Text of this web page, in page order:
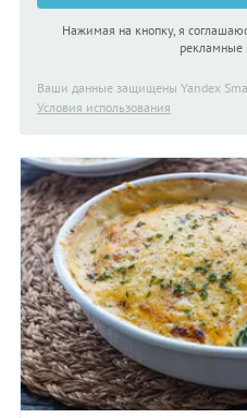
Нажимая на кнопку, я
рекламные
Ваши данные защищены Yandex
Условия использования